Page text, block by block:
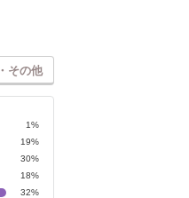
その他
1%
19%
30%
18%
32%